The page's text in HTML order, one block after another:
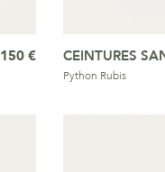
150 € CEINTURES
Python Rubis